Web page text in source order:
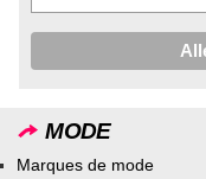
MODE
Marques de mode